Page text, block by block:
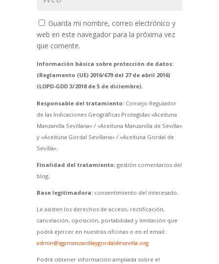
Guarda mi nombre, correo electrónico y
web en este navegador para la próxima vez
que comente.
Información básica sobre protección de datos:
(Reglamento (UE) 2016/679 del 27 de abril 2016)
(LOPD-GDD 3/2018 de 5 de diciembre).
Responsable del tratamiento:Consejo Regulador
de las Indicaciones Geográficas Protegidas «Aceituna
Manzanilla Sevillana» / «Aceituna Manzanilla de Sevilla»
y «Aceituna Gordal Sevillana» / «Aceituna Gordal de
Sevilla».
Finalidad del tratamiento:gestión comentarios del
blog.
Base legitimadora:consentimiento del interesado.
Le asisten los derechos de acceso, rectificación,
cancelación, oposición, portabilidad y limitación que
podrá ejercer en nuestras oficinas o en el email:
admin@igpmanzanillaygordaldesevilla.org
Podrá obtener información ampliada sobre el